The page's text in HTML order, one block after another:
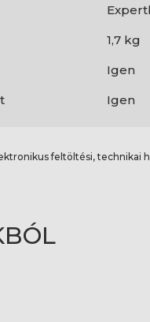
1,7 kg
Igen
Igen
feltöltési, technikai